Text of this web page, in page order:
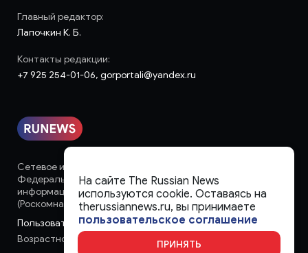
Сетевое издание «runews» (18+) зарегистрировано в
Федеральной службе по надзору в сфере связи,
информационных технологий и массовых коммуникаций
(Роскомнадзор)
Пользовательское соглашение
Возрастное ограничение:
Главный редактор:
Лапочкин К. Б.
Контакты редакции:
+7 925 254-01-06, gorportali@yandex.ru
На сайте The Russian News
используются cookie. Оставаясь на
therussiannews.ru, вы принимаете
пользовательское соглашение
ПРИНЯТЬ